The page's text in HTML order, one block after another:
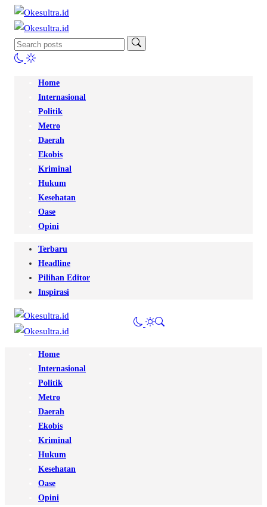
Home
Internasional
Politik
Metro
Daerah
Ekobis
Kriminal
Hukum
Kesehatan
Oase
Opini
Terbaru
Headline
Pilihan Editor
Inspirasi
Home
Internasional
Politik
Metro
Daerah
Ekobis
Kriminal
Hukum
Kesehatan
Oase
Opini